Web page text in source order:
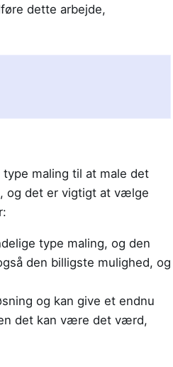
dette arbejde,
maling til at male det
og det er vigtigt at vælge
type maling, og den
den billigste mulighed, og
og kan give et endnu
det kan være det værd,